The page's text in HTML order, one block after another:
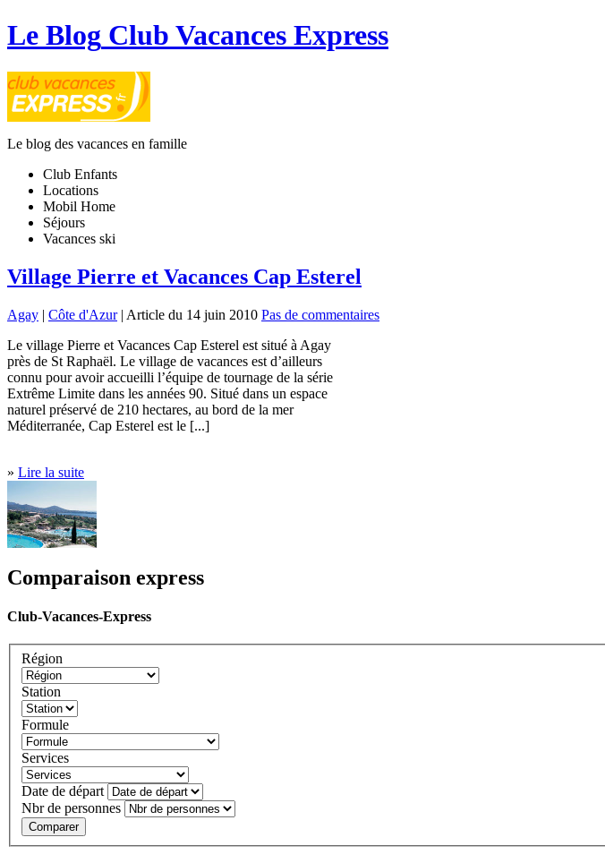
Le Blog Club Vacances Express
Le blog des vacances en famille
Club Enfants
Locations
Mobil Home
Séjours
Vacances ski
Village Pierre et Vacances Cap Esterel
Agay | Côte d'Azur| Article du 14 juin 2010 Pas de commentaires
Le village Pierre et Vacances Cap Esterel est situé à Agay
près de St Raphaël. Le village de vacances est d’ailleurs
connu pour avoir accueilli l’équipe de tournage de la série
Extrême Limite dans les années 90. Situé dans un espace
naturel préservé de 210 hectares, au bord de la mer
Méditerranée, Cap Esterel est le [...]
» Lire la suite
Comparaison express
Club-Vacances-Express
Région
Station
Formule
Services
Date de départ
Nbr de personnes
Comparer